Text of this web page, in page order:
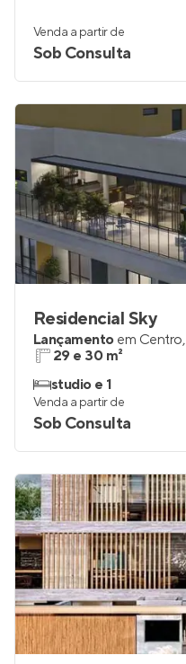
Venda a partir de
Sob Consulta
Residencial Sky
Lançamento em Centro,
29 e 30 m²
studio e 1
Venda a partir de
Sob Consulta